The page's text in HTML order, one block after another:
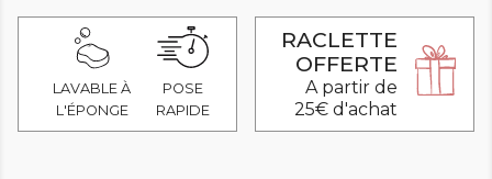
LAVABLE À
L'ÉPONGE
POSE
RAPIDE
RACLETTE
OFFERTE
A partir de
25€ d'achat